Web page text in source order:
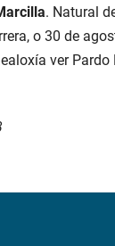
. Natural
o 30 de
ver Pardo